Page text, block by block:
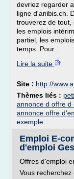
devriez regarder
ligne d'anibis.ch.
trouverez de tout,
les emplois
partiel, les
temps. Pour...
Lire la suite
Site : http://
Thèmes liés :
annonce d offre d
annonce offre
exemple
Emploi E-
d'emploi
Offres d'emploi
Vous